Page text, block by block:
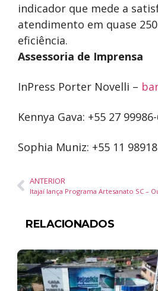
indicador que mede a
atendimento em quase
eficiência.
Assessoria de Imprensa
InPress Porter Novelli –
Kennya Gava: +55 27
Sophia Muniz: +55 11
ANTERIOR
RELACIONADOS